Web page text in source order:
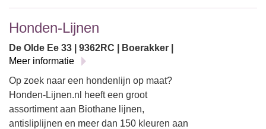
Honden-Lijnen
De Olde Ee 33 | 9362RC | Boerakker |
Meer informatie
Op zoek naar een hondenlijn op maat?
Honden-Lijnen.nl heeft een groot
assortiment aan Biothane lijnen,
antisliplijnen en meer dan 150 kleuren aan